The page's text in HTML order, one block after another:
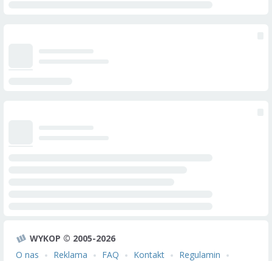
WYKOP © 2005-2026
O nas
Reklama FAQ Kontakt Regulamin